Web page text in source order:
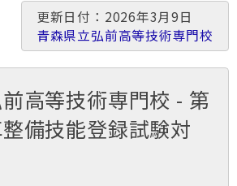
更新日付：2026年3月9日
青森県立弘前高等技術専門校
高等技術専門校 - 第
備技能登録試験対